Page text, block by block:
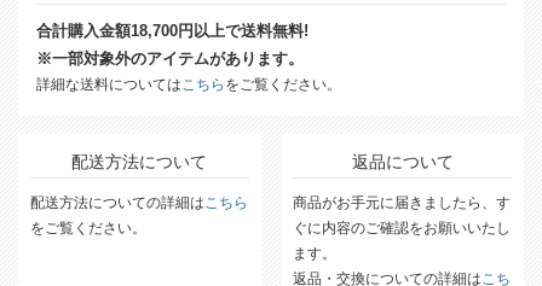
合計購入金額18,700円以上で送料無料!
※一部対象外のアイテムがあります。
詳細な送料についてはこちら をご覧ください。
配送方法について
配送方法についての詳細はこちら
をご覧ください。
返品について
商品がお手元に届きましたら、す
ぐに内容のご確認をお願いいたし
ます。
返品・交換についての詳細はこち